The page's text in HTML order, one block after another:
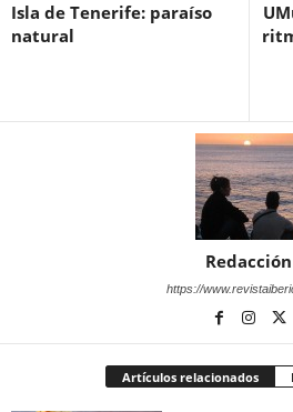
Isla de Tenerife: paraíso
natural
Redacción
https://
Artículos relacionados